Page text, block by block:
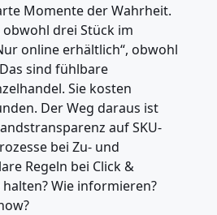
Momente der Wahrheit.
obwohl drei Stück im
online erhältlich“, obwohl
sind fühlbare
Sie kosten
Der Weg daraus ist
auf SKU-
bei Zu- und
Regeln bei Click &
halten? Wie informieren?